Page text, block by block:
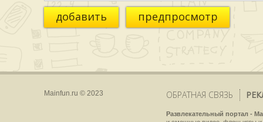
добавить предпросмотр
Mainfun.ru © 2023 ОБРАТНАЯ СВЯЗЬ
Развлекательный портал -